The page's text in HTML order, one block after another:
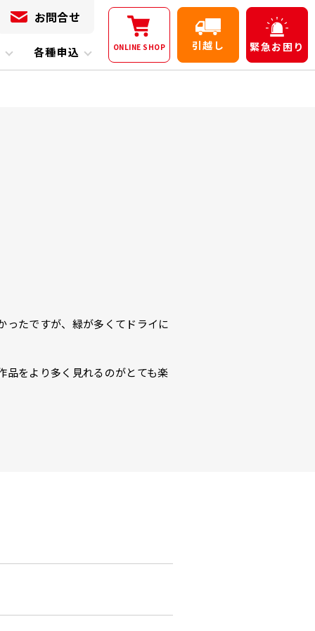
各種申込
お問合せ
ONLINE SHOP 引越し 緊急お困り
ったですが、緑が多くてドライに
品をより多く見れるのがとても楽